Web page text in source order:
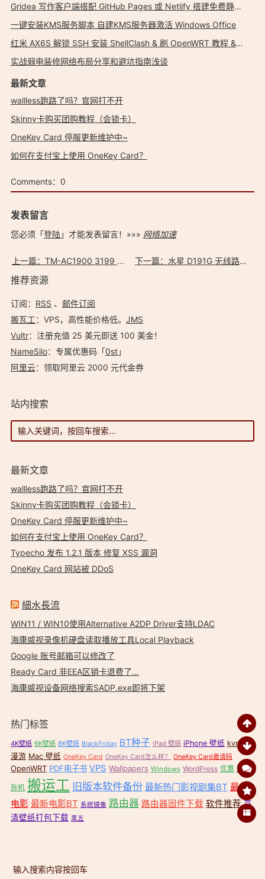
Gridea 写作客户端搭配 GitHub Pages 或 Netlify 搭建免费静态博客
一键安装KMS服务脚本 自建KMS服务器激活 Windows Office
红米 AX6S 解锁 SSH 安装 ShellClash & 刷 OpenWRT 教程 & 固件下载
实战弱电装修网络布局分享和避坑指南浅谈
最新文章
wallless跑路了吗？官网打不开
Skinny卡购买团购教程（会锁卡）
OneKey Card 停服更新维护中~
如何在支付宝上使用 OneKey Card？
Comments： 0
发表留言
您必须「登陆」才能发表留言！»»» 网络加速
上一篇：TM-AC1900 3199 版本固件刷回 AC68U 支持 AiMesh 及AC68U最新固件下载 下一篇：水星 D191G 无线路由器如何设置 AP 模式？
推荐资源
订阅： RSS 、 邮件订阅
搬瓦工：VPS，高性能价格低。️ JMS
Vultr：注册充值 25 美元即送 100 美金！
NameSilo：专属优惠码「0st」
阿里云：领取阿里云 2000 元代金券
站内搜索
最新文章
wallless跑路了吗？官网打不开
Skinny卡购买团购教程（会锁卡）
OneKey Card 停服更新维护中~
如何在支付宝上使用 OneKey Card？
Typecho 发布 1.2.1 版本 修复 XSS 漏洞
OneKey Card 网站被 DDoS
細水長流
WIN11 / WIN10使用Alternative A2DP Driver支持LDAC
海康威视录像机硬盘读取播放工具Local Playback
Google 账号邮箱可以修改了
Ready Card 非EEA区销卡退费了…
海康威视设备网络搜索SADP.exe即将下架
热门标签
4K壁纸 6K壁纸 8K壁纸 BlackFriday BT种子 iPad 壁纸 iPhone 壁纸 kvr无缝
漫游 Mac 壁纸 OneKey Card OneKey Card怎么样？ OneKey Card邀请码
OpenWRT PDF电子书 VPS Wallpapers Windows WordPress 优惠 壁纸
拆机 搬运工 旧版本软件备份 最新热门影视剧集BT 最新
电影 最新电影BT 系统镜像 路由器 路由器固件下载 软件推荐 高
清壁纸打包下载 黑五